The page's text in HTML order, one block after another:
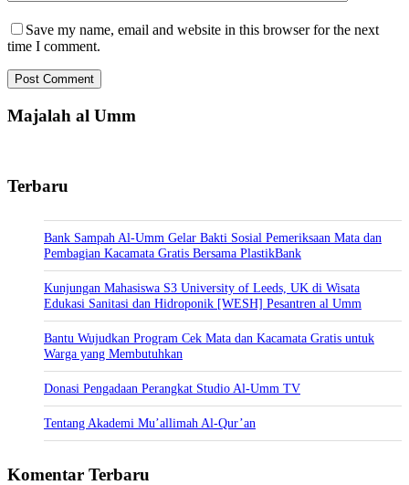
Save my name, email and website in this browser for the next
time I comment.
Post Comment
Majalah al Umm
Terbaru
Bank Sampah Al-Umm Gelar Bakti Sosial Pemeriksaan Mata dan
Pembagian Kacamata Gratis Bersama PlastikBank
Kunjungan Mahasiswa S3 University of Leeds, UK di Wisata
Edukasi Sanitasi dan Hidroponik [WESH] Pesantren al Umm
Bantu Wujudkan Program Cek Mata dan Kacamata Gratis untuk
Warga yang Membutuhkan
Donasi Pengadaan Perangkat Studio Al-Umm TV
Tentang Akademi Mu’allimah Al-Qur’an
Komentar Terbaru